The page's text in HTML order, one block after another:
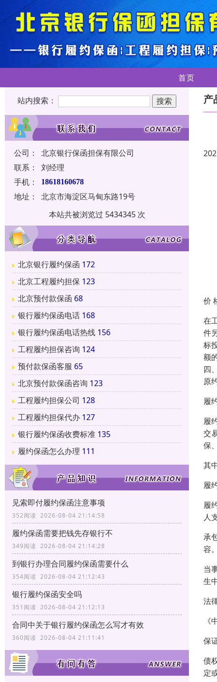
首页
站内搜索：
公司：
北京银行保函担保有限公司
联系：
刘经理
手机：
18618160678
地址：
北京市海淀区马甸东路19号
本站共被浏览过 5434345 次
北京银行履约保函 172
北京工程履约担保 123
北京预付款保函 68
银行履约保函电话 168
银行履约保函电话热线 156
工程履约担保咨询 124
预付款保函客服 65
北京预付款保函咨询 123
工程履约担保公司 128
工程履约担保代办 127
银行履约保函收费标准 135
履约保函怎么办理 111
见索即付履约保函注意事项
352阅读 2026-08-04 21:14:58
履约保函需要把钱先存银行不
349阅读 2026-08-04 21:14:28
到银行办理合同履约保函需要什么
354阅读 2026-08-04 21:12:43
银行履约保函安全吗
351阅读 2026-08-04 21:12:13
合同中关于银行履约保函怎么写才有效
360阅读 2026-08-04 21:11:41
产
价
在
件
标
额
四
原
履
履
交
保
其
履
履
人
承
容
当
生
法
保
债
定